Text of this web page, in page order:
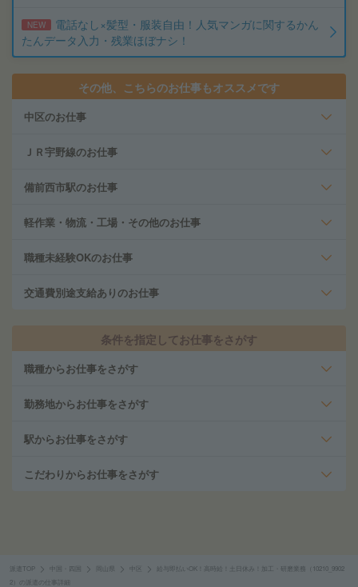
NEW
電話なし×髪型・服装自由！人気マンガに関するかん
たんデータ入力・残業ほぼナシ！
その他、こちらのお仕事もオススメです
中区のお仕事
ＪＲ宇野線のお仕事
備前西市駅のお仕事
軽作業・物流・工場・その他のお仕事
職種未経験OKのお仕事
交通費別途支給ありのお仕事
条件を指定してお仕事をさがす
職種からお仕事をさがす
勤務地からお仕事をさがす
駅からお仕事をさがす
こだわりからお仕事をさがす
派遣TOP 中国・四国 中区
給与即払いOK！高時給！土日休み！加工・研磨業務（10210_9902
2）の派遣の仕事詳細